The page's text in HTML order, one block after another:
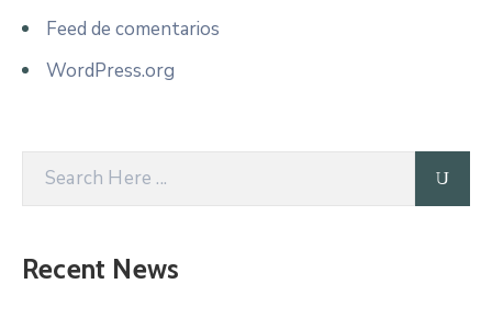
Feed de comentarios
WordPress.org
Recent News